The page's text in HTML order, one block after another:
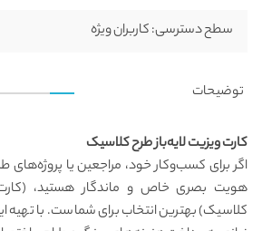
سطح دسترسی:کاربران ویژه
توضیحات
کارت ویزیت لایه‌باز طرح کلاسیک
اگر برای کسب‌وکار خود، مراجعین یا پروژه‌های
هویت بصری خاص و ماندگار هستید، (کارت
کلاسیک) بهترین انتخاب برای شماست. با تهیه